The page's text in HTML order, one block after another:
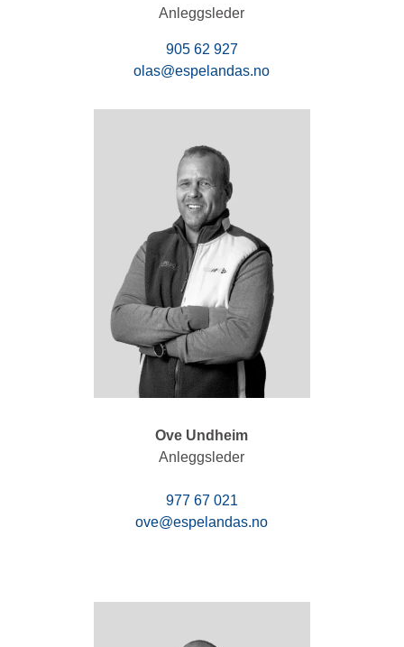
Anleggsleder
905 62 927
olas@espelandas.no
Ove Undheim
Anleggsleder
977 67 021
ove@espelandas.no